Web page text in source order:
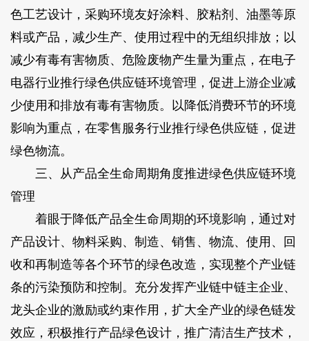
色工艺设计，采购环境友好涂料、胶粘剂、油墨等原
料或产品，减少生产、使用过程中的无组织排放；以
减少有毒有害物质、危险废物产生量为重点，在电子
电器行业推行绿色供应链环境管理，促进上游企业减
少使用和排放有毒有害物质。以降低消费环节的环境
影响为重点，在零售服务行业推行绿色供应链，促进
绿色物流。
三、从产品全生命周期角度推进绿色供应链环境
管理
着眼于降低产品全生命周期的环境影响，通过对
产品设计、物料采购、制造、销售、物流、使用、回
收和再制造等各个环节的绿色改造，实现整个产业链
条的污染预防和控制。充分发挥产业链中链主企业、
龙头企业的激励或约束作用，扩大全产业的绿色链发
效应，积极推行产品绿色设计，推广清洁生产技术，